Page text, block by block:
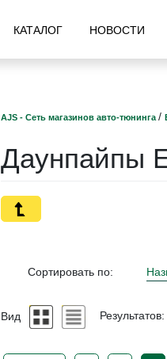
КАТАЛОГ НОВОСТИ
AJS - Сеть магазинов авто-тюнинга /
Даунпайпы
Сортировать по:
Вид